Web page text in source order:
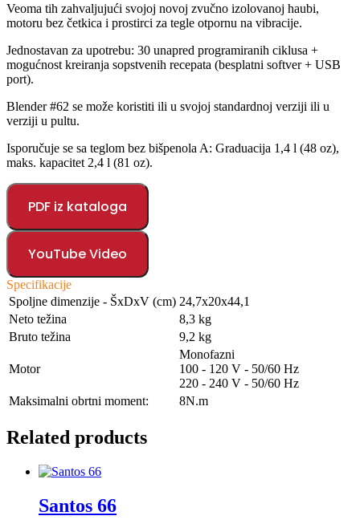
Veoma tih zahvaljujući svojoj novoj zvučno izolovanoj haubi,
motoru bez četkica i prostirci za tegle otpornu na vibracije.
Jednostavan za upotrebu: 30 unapred programiranih ciklusa +
mogućnost kreiranja sopstvenih recepata (besplatni softver + USB
port).
Blender #62 se može koristiti ili u svojoj standardnoj verziji ili u
verziji u pultu.
Isporučuje se sa teglom bez bišpenola A: Graduacija 1,4 l (48 oz),
maks. kapacitet 2,4 l (81 oz).
PDF iz kataloga
YouTube Video
Specifikacije
Spoljne dimenzije - ŠxDxV (cm) 24,7x20x44,1
Neto težina
8,3 kg
Bruto težina
9,2 kg
Motor
Monofazni
100 - 120 V - 50/60 Hz
220 - 240 V - 50/60 Hz
Maksimalni obrtni moment:
8N.m
Related products
Santos 66